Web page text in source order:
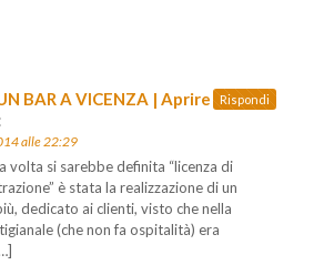
BAR A VICENZA | Aprire Un Bar
alle 22:29
volta si sarebbe definita “licenza di
è stata la realizzazione di un
dedicato ai clienti, visto che nella
(che non fa ospitalità) era
Rispondi